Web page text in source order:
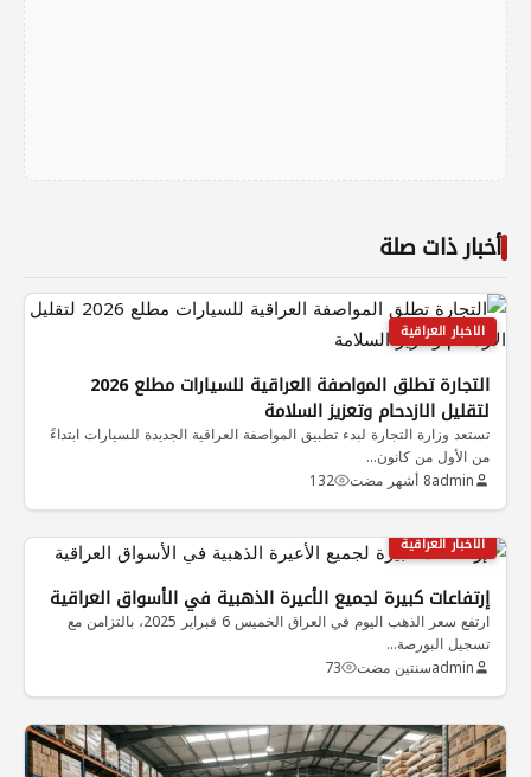
أخبار ذات صلة
الاخبار العراقية
التجارة تطلق المواصفة العراقية للسيارات مطلع 2026
لتقليل الازدحام وتعزيز السلامة
تستعد وزارة التجارة لبدء تطبيق المواصفة العراقية الجديدة للسيارات ابتداءً
من الأول من كانون…
admin8 أشهر مضت 132
الاخبار العراقية
إرتفاعات كبيرة لجميع الأعيرة الذهبية في الأسواق العراقية
ارتفع سعر الذهب اليوم في العراق الخميس 6 فبراير 2025، بالتزامن مع
تسجيل البورصة…
adminسنتين مضت 73